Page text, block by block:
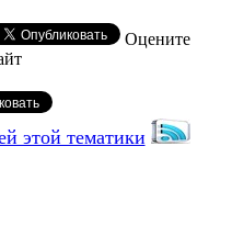
Оцените
этой тематики